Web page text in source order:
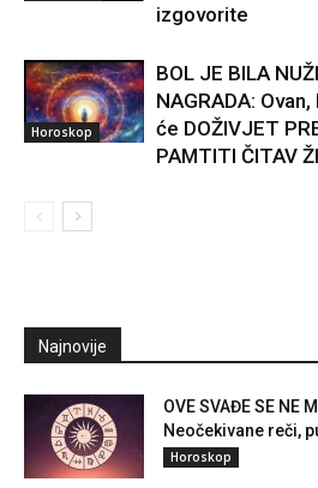
izgovorite
Horoskop
BOL JE BILA
NAGRADA:
će DOŽIVJET
PAMTITI ČITAV
Najnovije
OVE SVAĐE SE NE
Neočekivane reči,
Horoskop